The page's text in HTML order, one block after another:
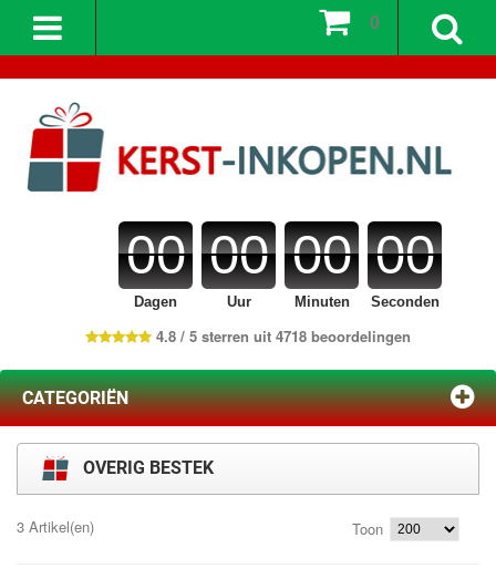
00
Dagen
00
Uur
00
Minuten
00
Seconden
4.8 / 5 sterren uit 4718 beoordelingen
0
CATEGORIËN
OVERIG BESTEK
3 Artikel(en) Toon